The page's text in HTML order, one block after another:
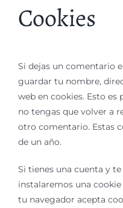
Cookies
Si dejas un comentario
guardar tu nombre,
web en cookies. Esto es
no tengas que volver a
otro comentario. Estas
de un año.
Si tienes una cuenta y
instalaremos una
tu navegador acepta